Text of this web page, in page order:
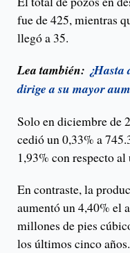
fue de 425, mientras
llegó a 35.
Lea también: ¿Hasta
dirige a su mayor
Solo en diciembre de
cedió un 0,33% a
1,93% con respecto
En contraste, la
aumentó un 4,40% el
millones de pies
los últimos cinco años.